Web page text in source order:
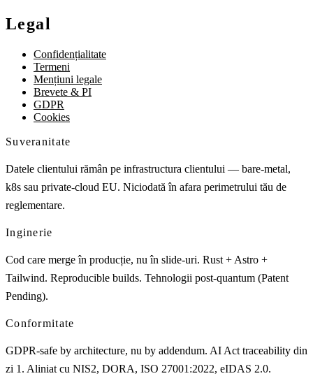
Legal
Confidențialitate
Termeni
Mențiuni legale
Brevete & PI
GDPR
Cookies
Suveranitate
Datele clientului rămân pe infrastructura clientului — bare-metal,
k8s sau private-cloud EU. Niciodată în afara perimetrului tău de
reglementare.
Inginerie
Cod care merge în producție, nu în slide-uri. Rust + Astro +
Tailwind. Reproducible builds. Tehnologii post-quantum (Patent
Pending).
Conformitate
GDPR-safe by architecture, nu by addendum. AI Act traceability din
zi 1. Aliniat cu NIS2, DORA, ISO 27001:2022, eIDAS 2.0.